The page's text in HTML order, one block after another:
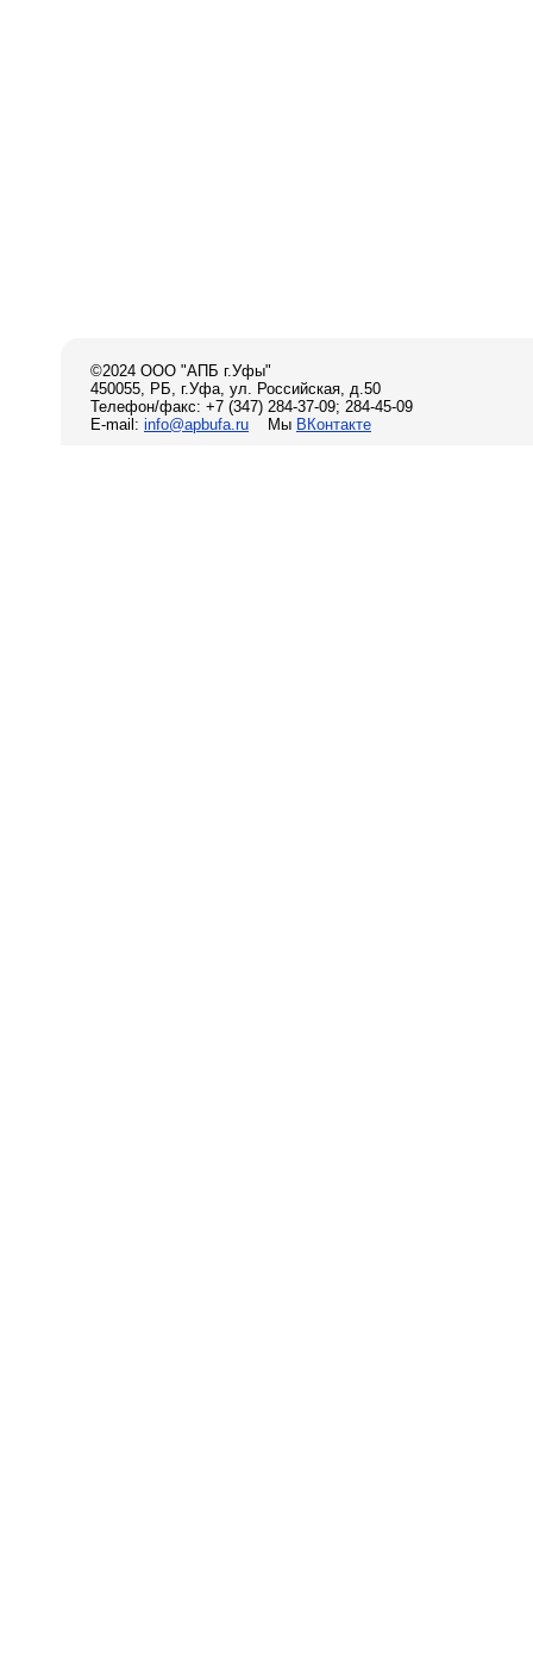
©2024 ООО "АПБ г.Уфы"
450055, РБ, г.Уфа, ул. Российская, д.50
Телефон/факс: +7 (347) 284-37-09; 284-45-09
E-mail: info@apbufa.ru Мы ВКонтакте